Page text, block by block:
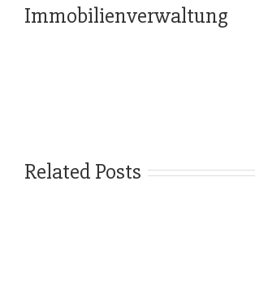
Immobilienverwaltung
Related Posts